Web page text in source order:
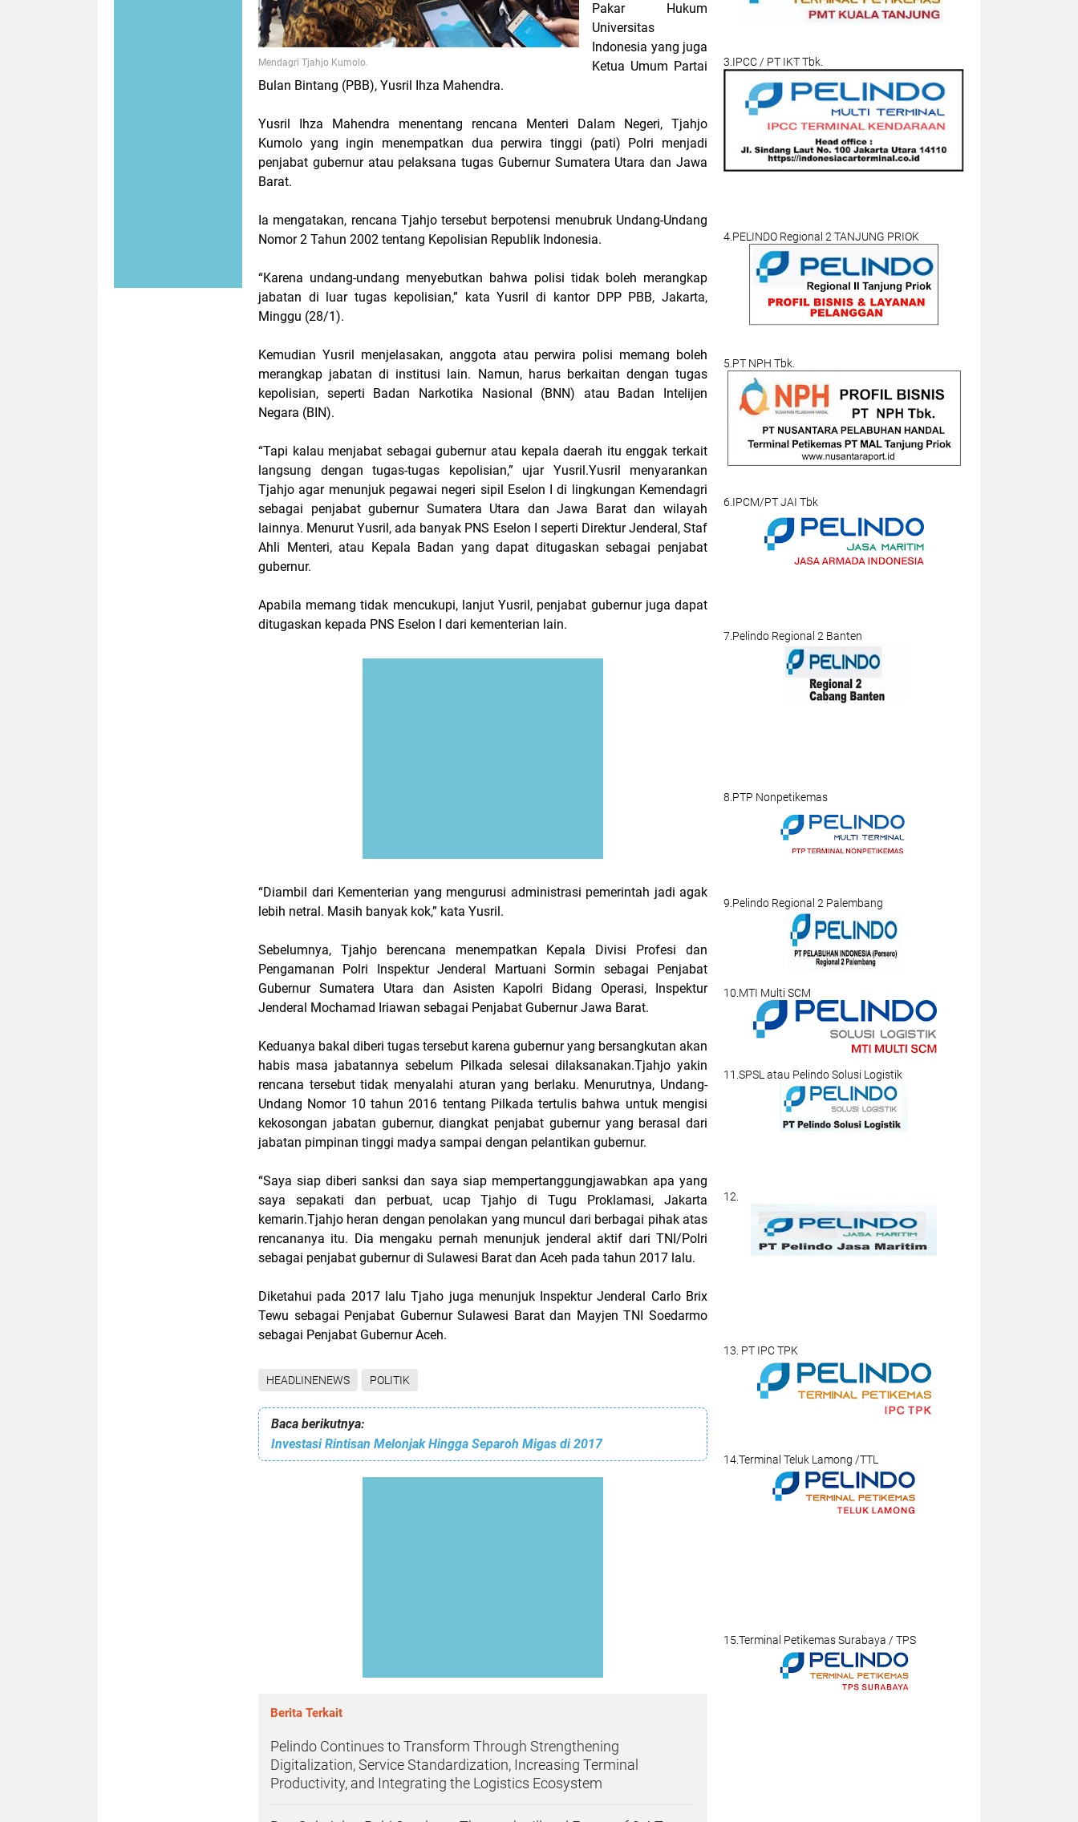
Mendagri Tjahjo Kumolo.
Pakar Hukum
Universitas
Indonesia yang juga
Ketua Umum Partai
Bulan Bintang (PBB), Yusril Ihza Mahendra.
Yusril Ihza Mahendra menentang rencana Menteri Dalam Negeri, Tjahjo
Kumolo yang ingin menempatkan dua perwira tinggi (pati) Polri menjadi
penjabat gubernur atau pelaksana tugas Gubernur Sumatera Utara dan Jawa
Barat.
Ia mengatakan, rencana Tjahjo tersebut berpotensi menubruk Undang-Undang
Nomor 2 Tahun 2002 tentang Kepolisian Republik Indonesia.
“Karena undang-undang menyebutkan bahwa polisi tidak boleh merangkap
jabatan di luar tugas kepolisian,” kata Yusril di kantor DPP PBB, Jakarta,
Minggu (28/1).
Kemudian Yusril menjelasakan, anggota atau perwira polisi memang boleh
merangkap jabatan di institusi lain. Namun, harus berkaitan dengan tugas
kepolisian, seperti Badan Narkotika Nasional (BNN) atau Badan Intelijen
Negara (BIN).
“Tapi kalau menjabat sebagai gubernur atau kepala daerah itu enggak terkait
langsung dengan tugas-tugas kepolisian,” ujar Yusril.Yusril menyarankan
Tjahjo agar menunjuk pegawai negeri sipil Eselon I di lingkungan Kemendagri
sebagai penjabat gubernur Sumatera Utara dan Jawa Barat dan wilayah
lainnya. Menurut Yusril, ada banyak PNS Eselon I seperti Direktur Jenderal, Staf
Ahli Menteri, atau Kepala Badan yang dapat ditugaskan sebagai penjabat
gubernur.
Apabila memang tidak mencukupi, lanjut Yusril, penjabat gubernur juga dapat
ditugaskan kepada PNS Eselon I dari kementerian lain.
“Diambil dari Kementerian yang mengurusi administrasi pemerintah jadi agak
lebih netral. Masih banyak kok,” kata Yusril.
Sebelumnya, Tjahjo berencana menempatkan Kepala Divisi Profesi dan
Pengamanan Polri Inspektur Jenderal Martuani Sormin sebagai Penjabat
Gubernur Sumatera Utara dan Asisten Kapolri Bidang Operasi, Inspektur
Jenderal Mochamad Iriawan sebagai Penjabat Gubernur Jawa Barat.
Keduanya bakal diberi tugas tersebut karena gubernur yang bersangkutan akan
habis masa jabatannya sebelum Pilkada selesai dilaksanakan.Tjahjo yakin
rencana tersebut tidak menyalahi aturan yang berlaku. Menurutnya, Undang-
Undang Nomor 10 tahun 2016 tentang Pilkada tertulis bahwa untuk mengisi
kekosongan jabatan gubernur, diangkat penjabat gubernur yang berasal dari
jabatan pimpinan tinggi madya sampai dengan pelantikan gubernur.
“Saya siap diberi sanksi dan saya siap mempertanggungjawabkan apa yang
saya sepakati dan perbuat, ucap Tjahjo di Tugu Proklamasi, Jakarta
kemarin.Tjahjo heran dengan penolakan yang muncul dari berbagai pihak atas
rencananya itu. Dia mengaku pernah menunjuk jenderal aktif dari TNI/Polri
sebagai penjabat gubernur di Sulawesi Barat dan Aceh pada tahun 2017 lalu.
Diketahui pada 2017 lalu Tjaho juga menunjuk Inspektur Jenderal Carlo Brix
Tewu sebagai Penjabat Gubernur Sulawesi Barat dan Mayjen TNI Soedarmo
sebagai Penjabat Gubernur Aceh.
HEADLINENEWS POLITIK
Baca berikutnya:
Investasi Rintisan Melonjak Hingga Separoh Migas di 2017
Berita Terkait
Pelindo Continues to Transform Through Strengthening
Digitalization, Service Standardization, Increasing Terminal
Productivity, and Integrating the Logistics Ecosystem
3.IPCC / PT IKT Tbk.
4.PELINDO Regional 2 TANJUNG PRIOK
5.PT NPH Tbk.
6.IPCM/PT JAI Tbk
7.Pelindo Regional 2 Banten
8.PTP Nonpetikemas
9.Pelindo Regional 2 Palembang
10.MTI Multi SCM
11.SPSL atau Pelindo Solusi Logistik
12.
13. PT IPC TPK
14.Terminal Teluk Lamong /TTL
15.Terminal Petikemas Surabaya / TPS